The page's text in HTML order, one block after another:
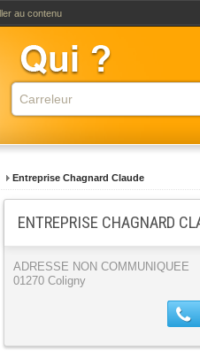
au contenu
Entreprise Chagnard Claude
ENTREPRISE CHAGNARD
ADRESSE NON COMMUNIQUEE
01270 Coligny